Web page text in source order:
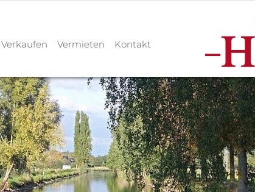
Verkaufen Vermieten Kontakt